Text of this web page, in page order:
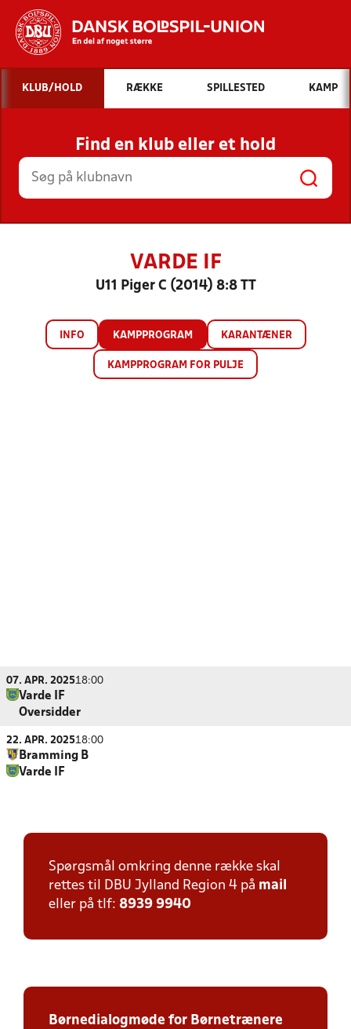
Hvad vil du søge efter?
INDHOLD OG NYHEDER
STILLINGER, RESULTATER, KLUBBER OG
HOLD
KLUB/HOLD RÆKKE SPILLESTED KAMP
Find en klub eller et hold
VARDE IF
U11 Piger C (2014) 8:8 TT
INFO KAMPPROGRAM KARANTÆNER
KAMPPROGRAM FOR PULJE
07. APR. 202518:00
Varde IF
Oversidder
22. APR. 202518:00
Bramming B
Varde IF
Spørgsmål omkring denne række skal
rettes til DBU Jylland Region 4 på mail
eller på tlf: 8939 9940
Børnedialogmøde for Børnetrænere